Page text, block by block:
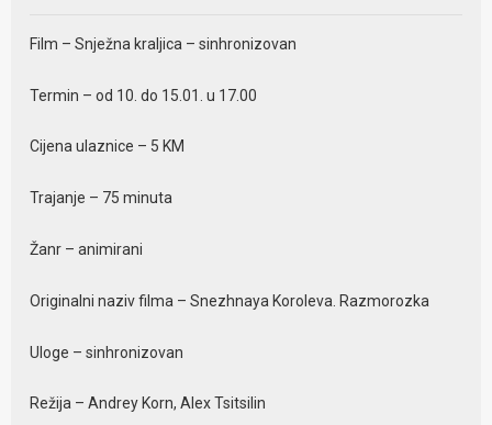
Film – Snježna kraljica – sinhronizovan
Termin – od 10. do 15.01. u 17.00
Cijena ulaznice – 5 KM
Trajanje – 75 minuta
Žanr – animirani
Originalni naziv filma – Snezhnaya Koroleva. Razmorozka
Uloge – sinhronizovan
Režija – Andrey Korn, Alex Tsitsilin